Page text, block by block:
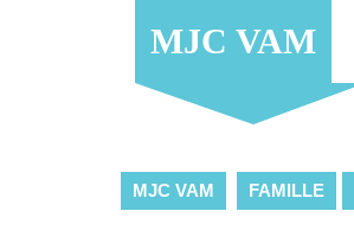
MJC VAM
MJC VAM FAMILLE